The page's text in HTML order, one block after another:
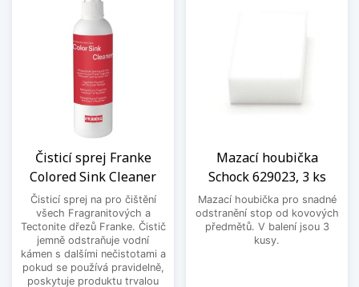
Čisticí sprej Franke
Colored Sink Cleaner
Čisticí sprej na pro čištění
všech Fragranitových a
Tectonite dřezů Franke. Čistič
jemně odstraňuje vodní
kámen s dalšími nečistotami a
pokud se používá pravidelně,
poskytuje produktu trvalou
Mazací houbička
Schock 629023, 3 ks
Mazací houbička pro snadné
odstranění stop od kovových
předmětů. V balení jsou 3
kusy.